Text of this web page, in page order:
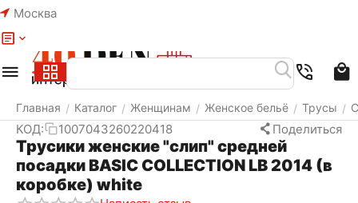
Москва
Главная / Каталог / Женщинам / Женское бельё / Трусы /
КОД: 1007043260220418 Поделиться
Трусики женские "слип" средней
посадки BASIC COLLECTION LB 2014 (в
коробке) white
Меню